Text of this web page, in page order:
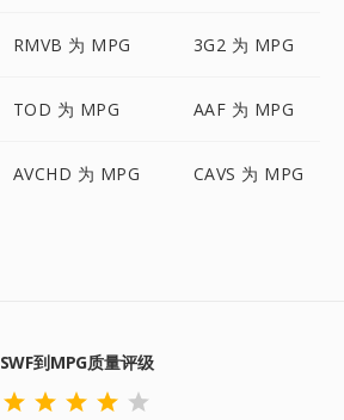
RMVB 为 MPG 3G2 为 MPG
TOD 为 MPG AAF 为 MPG
AVCHD 为 MPG CAVS 为 MPG
SWF到MPG质量评级